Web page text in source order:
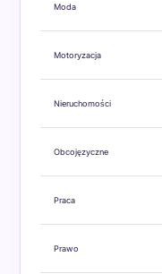
Moda
Motoryzacja
Nieruchomości
Obcojęzyczne
Praca
Prawo